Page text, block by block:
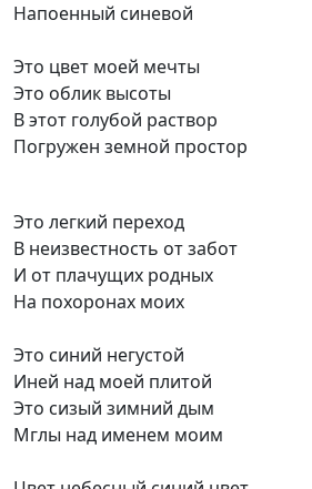
Напоенный синевой
Это цвет моей мечты
Это облик высоты
В этот голубой раствор
Погружен земной простор
Это легкий переход
В неизвестность от забот
И от плачущих родных
На похоронах моих
Это синий негустой
Иней над моей плитой
Это сизый зимний дым
Мглы над именем моим